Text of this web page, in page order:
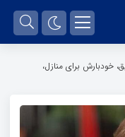
خودبارش برای منازل،